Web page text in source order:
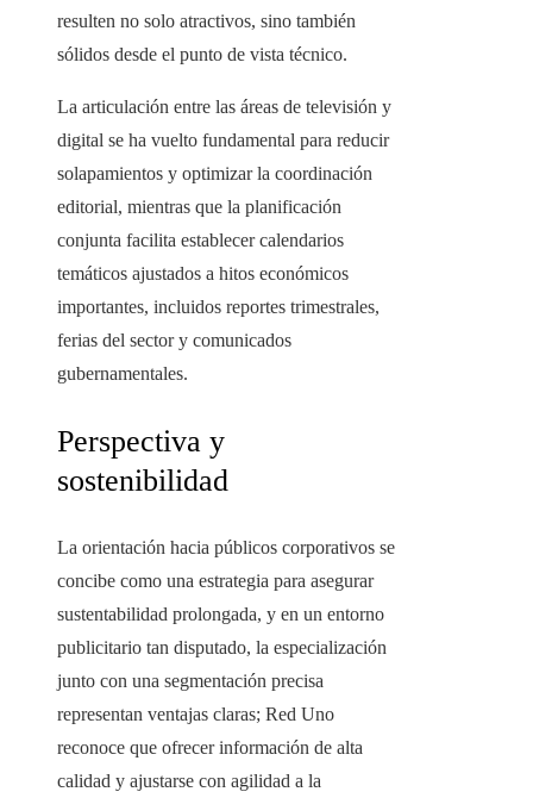
resulten no solo atractivos, sino también
sólidos desde el punto de vista técnico.
La articulación entre las áreas de televisión y
digital se ha vuelto fundamental para reducir
solapamientos y optimizar la coordinación
editorial, mientras que la planificación
conjunta facilita establecer calendarios
temáticos ajustados a hitos económicos
importantes, incluidos reportes trimestrales,
ferias del sector y comunicados
gubernamentales.
Perspectiva y
sostenibilidad
La orientación hacia públicos corporativos se
concibe como una estrategia para asegurar
sustentabilidad prolongada, y en un entorno
publicitario tan disputado, la especialización
junto con una segmentación precisa
representan ventajas claras; Red Uno
reconoce que ofrecer información de alta
calidad y ajustarse con agilidad a la